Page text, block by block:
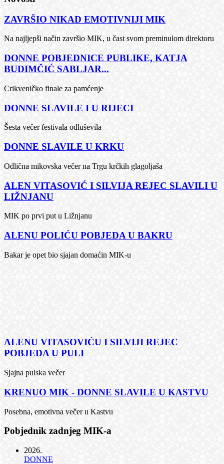
ZAVRŠIO NIKAD EMOTIVNIJI MIK
Na najljepši način završio MIK, u čast svom preminulom direktoru
DONNE POBJEDNICE PUBLIKE, KATJA
BUDIMČIĆ SABLJAR...
Crikveničko finale za pamćenje
DONNE SLAVILE I U RIJECI
Šesta večer festivala odluševila
DONNE SLAVILE U KRKU
Odlična mikovska večer na Trgu krčkih glagoljaša
ALEN VITASOVIĆ I SILVIJA REJEC SLAVILI U
LIŽNJANU
MIK po prvi put u Ližnjanu
ALENU POLIĆU POBJEDA U BAKRU
Bakar je opet bio sjajan domaćin MIK-u
ALENU VITASOVIĆU I SILVIJI REJEC
POBJEDA U PULI
Sjajna pulska večer
KRENUO MIK - DONNE SLAVILE U KASTVU
Posebna, emotivna večer u Kastvu
Pobjednik zadnjeg MIK-a
2026.
DONNE